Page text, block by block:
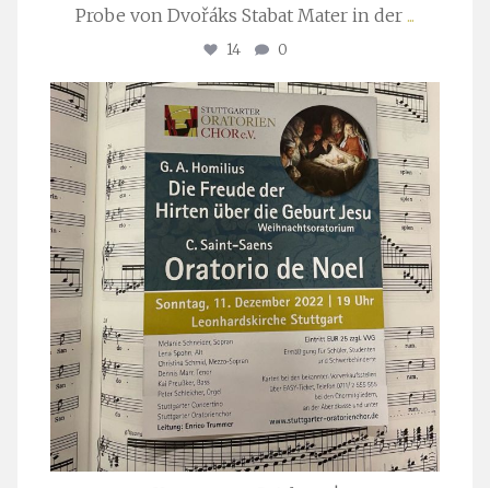
Probe von Dvořáks Stabat Mater in der ...
14 0
stuttgarter_oratorienchor
Nov. 29